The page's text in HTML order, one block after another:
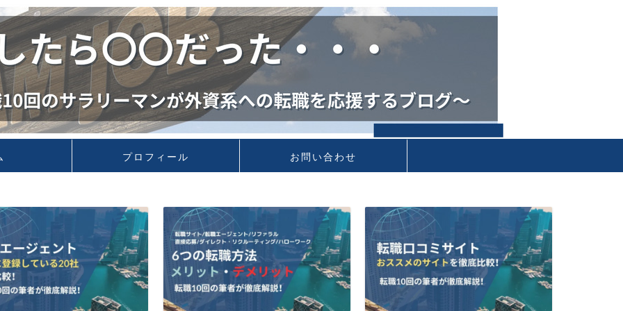
プロフィール お問い合わせ